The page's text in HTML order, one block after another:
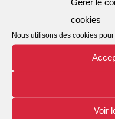
cookies
Nous utilisons des cookies
Voir
Une prévention
bonnes pratiques
Afin de sensibiliser les